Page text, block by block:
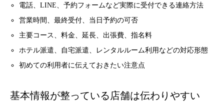
電話、LINE、予約フォームなど実際に受付できる連絡方法
営業時間、最終受付、当日予約の可否
主要コース、料金、延長、出張費、指名料
ホテル派遣、自宅派遣、レンタルルーム利用などの対応形態
初めての利用者に伝えておきたい注意点
基本情報が整っている店舗は伝わりやすい